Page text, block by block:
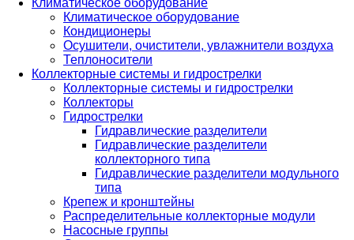
Климатическое оборудование
Климатическое оборудование
Кондиционеры
Осушители, очистители, увлажнители воздуха
Теплоносители
Коллекторные системы и гидрострелки
Коллекторные системы и гидрострелки
Коллекторы
Гидрострелки
Гидравлические разделители
Гидравлические разделители
коллекторного типа
Гидравлические разделители модульного
типа
Крепеж и кронштейны
Распределительные коллекторные модули
Насосные группы